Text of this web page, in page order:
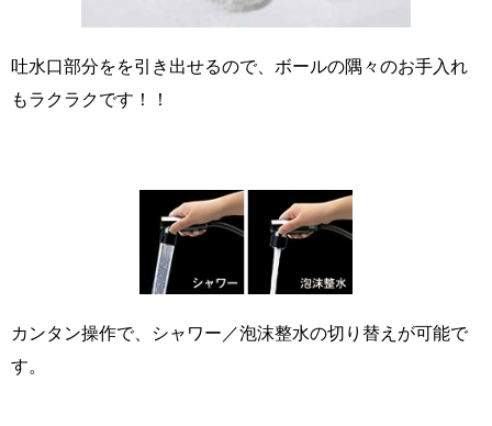
吐水口部分をを引き出せるので、ボールの隅々のお手入れ
もラクラクです！！
カンタン操作で、シャワー／泡沫整水の切り替えが可能で
す。